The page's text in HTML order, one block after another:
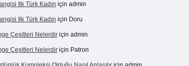
Ilk Türk Kadın için admin
Ilk Türk Kadın için Doru
Çeşitleri Nelerdiriçin admin
Çeşitleri Nelerdiriçin Patron